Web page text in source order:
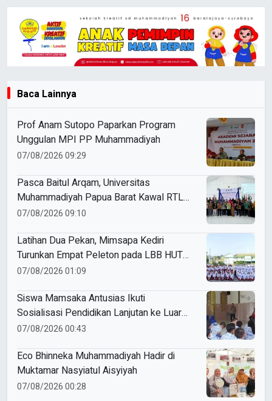
Baca Lainnya
Prof Anam Sutopo Paparkan Program
Unggulan MPI PP Muhammadiyah
07/08/2026 09:29
Pasca Baitul Arqam, Universitas
Muhammadiyah Papua Barat Kawal RTL
Peserta Selama Enam Bulan
07/08/2026 09:10
Latihan Dua Pekan, Mimsapa Kediri
Turunkan Empat Peleton pada LBB HUT
Ke-81 RI Kecamatan Pare
07/08/2026 01:09
Siswa Mamsaka Antusias Ikuti
Sosialisasi Pendidikan Lanjutan ke Luar
Negeri
07/08/2026 00:43
Eco Bhinneka Muhammadiyah Hadir di
Muktamar Nasyiatul Aisyiyah
07/08/2026 00:28